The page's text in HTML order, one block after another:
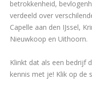
betrokkenheid,
verdeeld over
Capelle aan den IJssel,
Nieuwkoop en Uithoorn.
Klinkt dat als een bedrijf
kennis met je! Klik op de